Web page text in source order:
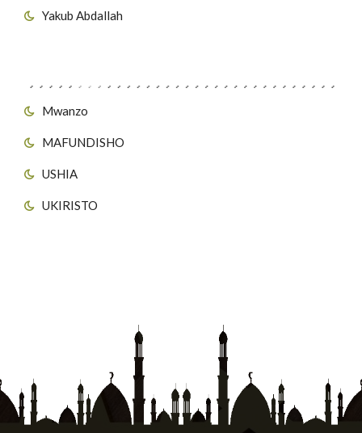
Yakub Abdallah
Mwanzo
MAFUNDISHO
USHIA
UKIRISTO